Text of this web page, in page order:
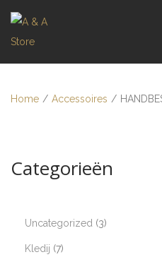
Home / Accessoires /
Categorieën
Uncategorized 3
Kledij 7